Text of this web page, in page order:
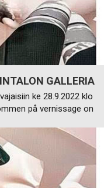
GALLERIA
ke 28.9.2022 klo
på vernissage on